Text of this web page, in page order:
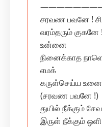
சரவண பவனே !
வரம்தரும் குகனே
உன்னை
நினைக்காத
எமக்
கருள்செய்ய
(சரவண பவனே !)
துயில் நீக்கும்
இருள் நீக்கும்